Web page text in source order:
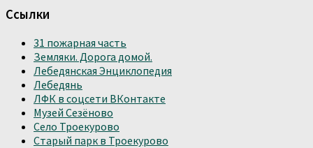
Ссылки
31 пожарная часть
Земляки. Дорога домой.
Лебедянская Энциклопедия
Лебедянь
ЛФК в соцсети ВКонтакте
Музей Сезёново
Село Троекурово
Старый парк в Троекурово